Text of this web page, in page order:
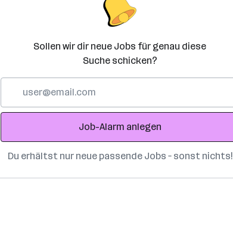
Sollen wir dir neue Jobs für genau diese
Suche schicken?
Adresse
Job-Alarm anlegen
Du erhältst nur neue passende Jobs – sonst nichts!